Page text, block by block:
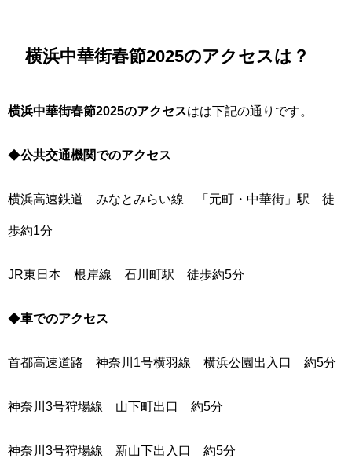
横浜中華街春節2025のアクセスは？
横浜中華街春節2025のアクセスはは下記の通りです。
◆公共交通機関でのアクセス
横浜高速鉄道 みなとみらい線 「元町・中華街」駅 徒
歩約1分
JR東日本 根岸線 石川町駅 徒歩約5分
◆車でのアクセス
首都高速道路 神奈川1号横羽線 横浜公園出入口 約5分
神奈川3号狩場線 山下町出口 約5分
神奈川3号狩場線 新山下出入口 約5分